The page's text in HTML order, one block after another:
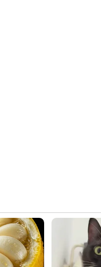
ശ്രമമെന്ന് യുഡിഎഫ്
ശ്രദ്ധ
2020
സംസ്ഥാനത്ത്
അനുസരിച്ച് ആയിരുന്നു